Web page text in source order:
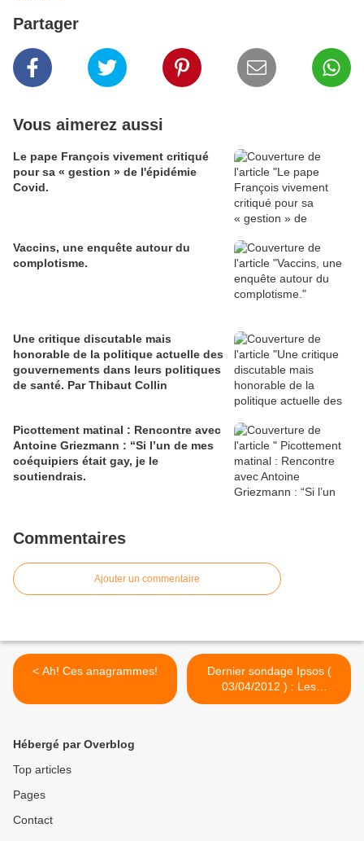
Partager
Vous aimerez aussi
Le pape François vivement critiqué
pour sa « gestion » de l'épidémie
Covid.
Vaccins, une enquête autour du
complotisme.
Une critique discutable mais
honorable de la politique actuelle des
gouvernements dans leurs politiques
de santé. Par Thibaut Collin
Picottement matinal : Rencontre avec
Antoine Griezmann : “Si l’un de mes
coéquipiers était gay, je le
soutiendrais.
Commentaires
Ajouter un commentaire
< Ah! Ces anagrammes!
Dernier sondage Ipsos (
03/04/2012 ) : Les
hollandistes embêtés. >
Hébergé par Overblog
Top articles
Pages
Contact